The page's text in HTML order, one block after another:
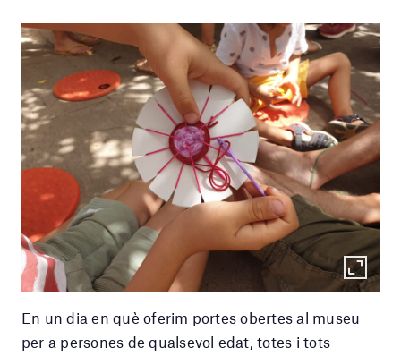
En un dia en què oferim portes obertes al museu
per a persones de qualsevol edat, totes i tots